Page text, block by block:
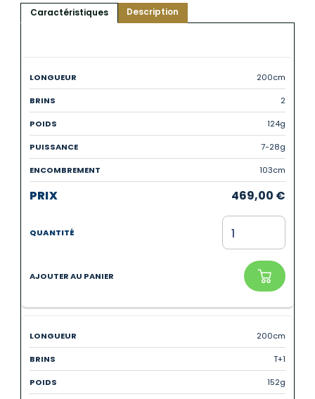
Caractéristiques Description
200cm
2
124g
7-28g
103cm
469,00 €
200cm
T+1
152g